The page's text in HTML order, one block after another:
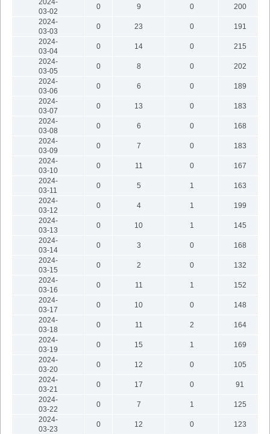
03-02
0 9 0 200
2024-
03-03
0 23 0 191
2024-
03-04
0 14 0 215
2024-
03-05
0 8 0 202
2024-
03-06
0 6 0 189
2024-
03-07
0 13 0 183
2024-
03-08
0 6 0
168
2024-
03-09
0 7 0 183
2024-
03-10
0 11 0
167
2024-
03-11
0 5 1
163
2024-
03-12
0 4 1
199
2024-
03-13
0 10 1
145
2024-
03-14
0 3 0 168
2024-
03-15
0 2 0 132
2024-
03-16
0 11 1 152
2024-
03-17
0 10 0 148
2024-
03-18
0 11 2 164
2024-
03-19
0 15 1 169
2024-
03-20
0 12 0
105
2024-
03-21
0 17 0 91
2024-
03-22
0 7 1 125
2024-
03-23
0 12 0 123